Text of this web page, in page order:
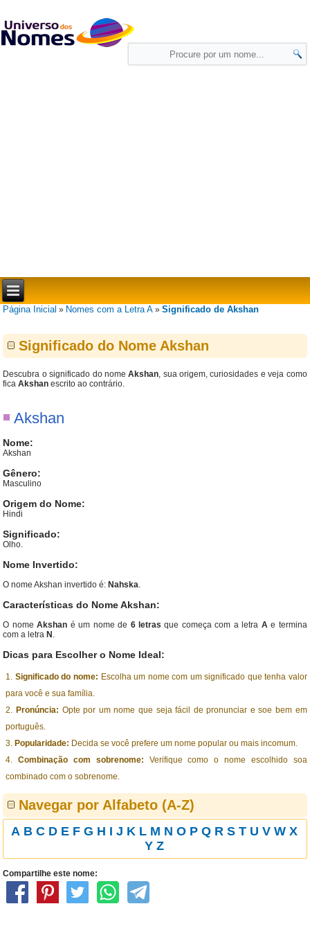
Página Inicial » Nomes com a Letra A »Significado de Akshan
Significado do Nome Akshan
Descubra o significado do nomeAkshan, sua origem, curiosidades e veja como
ficaAkshan escrito ao contrário.
Akshan
Nome:
Akshan
Gênero:
Masculino
Origem do Nome:
Hindi
Significado:
Olho.
Nome Invertido:
O nome Akshan invertido é: Nahska.
Características do Nome Akshan:
O nomeAkshan é um nome de 6 letras que começa com a letra Ae termina
com a letra N .
Dicas para Escolher o Nome Ideal:
Significado do nome: Escolha um nome com um significado que tenha valor
para você e sua família.
Pronúncia: Opte por um nome que seja fácil de pronunciar e soe bem em
português.
Popularidade: Decida se você prefere um nome popular ou mais incomum.
Combinação com sobrenome: Verifique como o nome escolhido soa
combinado com o sobrenome.
Navegar por Alfabeto (A-Z)
A B C D E F G H I J K L M N O P Q R S T U V W X
Y Z
Compartilhe este nome: